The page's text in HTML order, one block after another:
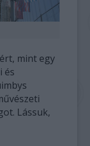
mint egy
és
Lássuk,